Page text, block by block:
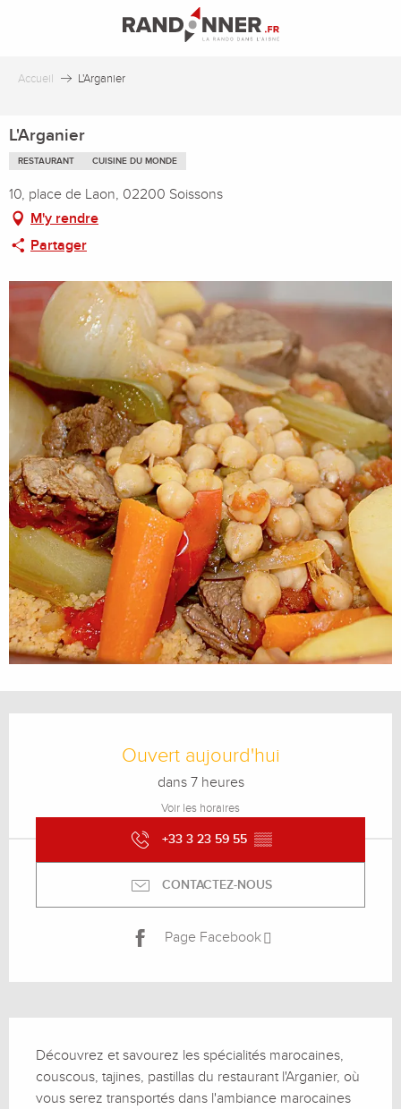
principal
Accueil L'Arganier
L'Arganier
RESTAURANT CUISINE DU MONDE
10, place de Laon, 02200 Soissons
M'y rendre
Partager
Ouvert aujourd'hui
dans 7 heures
Voir les horaires
+33 3 23 59 55 ▒▒
CONTACTEZ-NOUS
Page Facebook
Découvrez et savourez les spécialités marocaines,
couscous, tajines, pastillas du restaurant l'Arganier, où
vous serez transportés dans l'ambiance marocaines